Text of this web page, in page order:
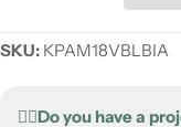
SKU: KPAM18VBLBIA
✍🏻Do you have a